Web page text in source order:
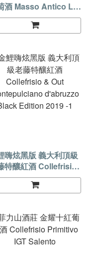
酒 Masso Antico LE
嗨炫黑版 義大利頂級
特釀紅酒 Collefrisio
Montepulciano
Black Edition